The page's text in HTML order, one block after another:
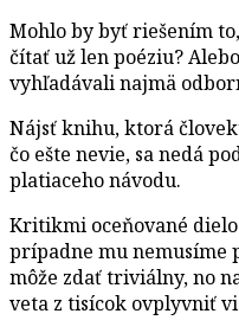
Mohlo by byť riešením
čítať už len poéziu?
vyhľadávali najmä
Nájsť knihu, ktorá
čo ešte nevie, sa nedá
platiaceho návodu.
Kritikmi oceňované
prípadne mu nemusíme
môže zdať triviálny, no
veta z tisícok ovplyvniť